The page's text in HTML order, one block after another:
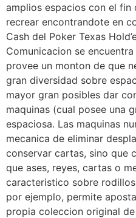
amplios espacios con el fin
recrear encontrandote en
Cash del Poker Texas
Comunicacion se
provee un monton de que
gran diversidad sobre
mayor gran posibles dar
maquinas (cual posee una
espaciosa. Las maquinas
mecanica de eliminar
conservar cartas, sino que
que ases, reyes, cartas o
caracteristico sobre
por ejemplo, permite
propia coleccion original